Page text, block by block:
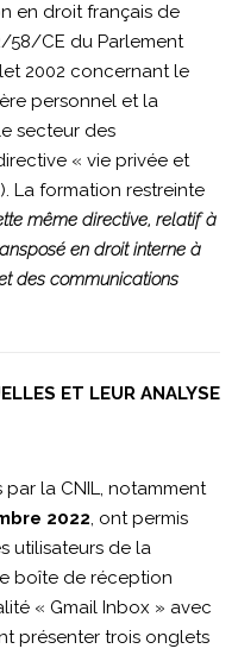
en droit français de
58/CE du Parlement
2002 concernant le
personnel et la
secteur des
« vie privée et
La formation restreinte
même directive, relatif à
en droit interne à
des communications
ET LEUR ANALYSE
la CNIL, notamment
2022, ont permis
utilisateurs de la
boîte de réception
« Gmail Inbox » avec
présenter trois onglets